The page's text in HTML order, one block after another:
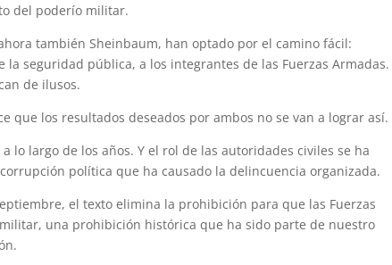
del poderío militar.
también Sheinbaum, han optado por el camino fácil:
seguridad pública, a los integrantes de las Fuerzas Armadas.
de ilusos.
que los resultados deseados por ambos no se van a lograr así.
lo largo de los años. Y el rol de las autoridades civiles se ha
política que ha causado la delincuencia organizada.
el texto elimina la prohibición para que las Fuerzas
una prohibición histórica que ha sido parte de nuestro